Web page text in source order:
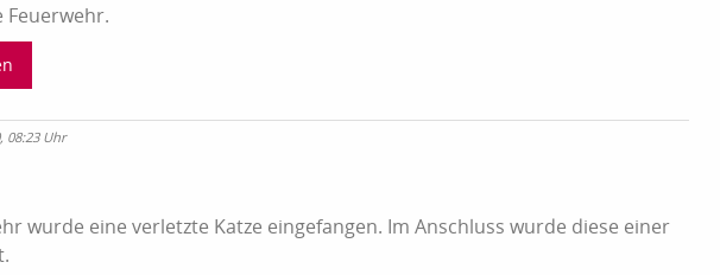
Feuerwehr.
08:23 Uhr
wurde eine verletzte Katze eingefangen. Im Anschluss wurde diese einer